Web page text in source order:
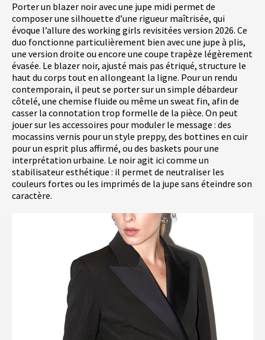
Porter un blazer noir avec une jupe midi permet de
composer une silhouette d’une rigueur maîtrisée, qui
évoque l’allure des working girls revisitées version 2026. Ce
duo fonctionne particulièrement bien avec une jupe à plis,
une version droite ou encore une coupe trapèze légèrement
évasée. Le blazer noir, ajusté mais pas étriqué, structure le
haut du corps tout en allongeant la ligne. Pour un rendu
contemporain, il peut se porter sur un simple débardeur
côtelé, une chemise fluide ou même un sweat fin, afin de
casser la connotation trop formelle de la pièce. On peut
jouer sur les accessoires pour moduler le message : des
mocassins vernis pour un style preppy, des bottines en cuir
pour un esprit plus affirmé, ou des baskets pour une
interprétation urbaine. Le noir agit ici comme un
stabilisateur esthétique : il permet de neutraliser les
couleurs fortes ou les imprimés de la jupe sans éteindre son
caractère.